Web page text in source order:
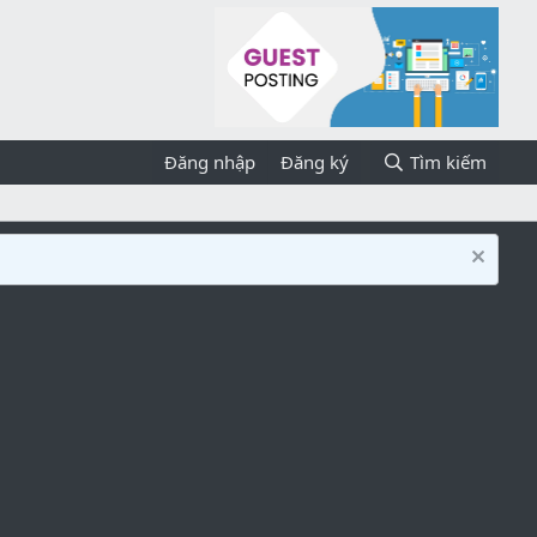
Đăng nhập Đăng ký Tìm kiếm